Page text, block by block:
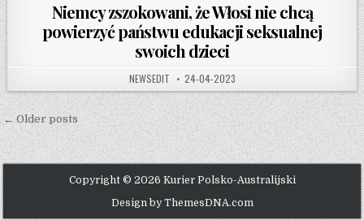
Niemcy zszokowani, że Włosi nie chcą
powierzyć państwu edukacji seksualnej
swoich dzieci
AUTHOR:
NEWSEDIT PUBLISHED DATE:
24-04-2023
Posts navigation
← Older posts
Copyright © 2026 Kurier Polsko-Australijski
Design by ThemesDNA.com